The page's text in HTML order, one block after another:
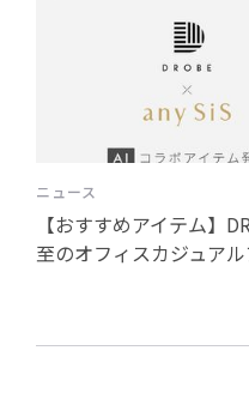
ニュース
【おすすめアイテム】
至のオフィスカジュア